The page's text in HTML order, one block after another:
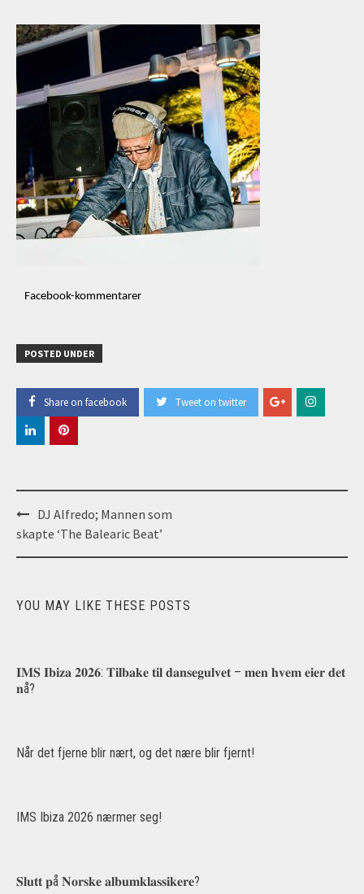
Facebook-kommentarer
POSTED UNDER
Share on facebook Tweet on twitter
Post
navigation
DJ Alfredo; Mannen som
skapte ‘The Balearic Beat’
YOU MAY LIKE THESE POSTS
𝐈𝐌𝐒 𝐈𝐛𝐢𝐳𝐚 𝟐𝟎𝟐𝟔: 𝐓𝐢𝐥𝐛𝐚𝐤𝐞 𝐭𝐢𝐥 𝐝𝐚𝐧𝐬𝐞𝐠𝐮𝐥𝐯𝐞𝐭 – 𝐦𝐞𝐧 𝐡𝐯𝐞𝐦 𝐞𝐢𝐞𝐫 𝐝𝐞𝐭
𝐧å?
Når det fjerne blir nært, og det nære blir fjernt!
IMS Ibiza 2026 nærmer seg!
𝐒𝐥𝐮𝐭𝐭 𝐩å 𝐍𝐨𝐫𝐬𝐤𝐞 𝐚𝐥𝐛𝐮𝐦𝐤𝐥𝐚𝐬𝐬𝐢𝐤𝐞𝐫𝐞?